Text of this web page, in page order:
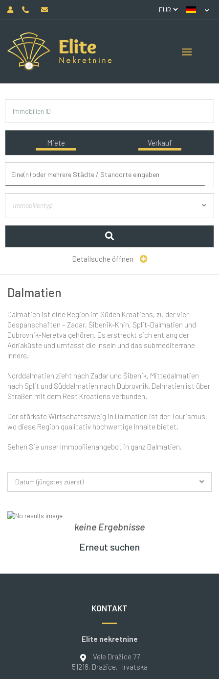
Miete Verkauf
Immobilientyp
Detailsuche öffnen
Dalmatien
Dalmatien ist eine Region im Süden Kroatiens, zu der vier
Gespanschaften – Zadar, Šibenik-Knin, Split-Dalmatien und
Dubrovnik-Neretva gehören. Es erstreckt sich entlang der
Adriaküste und umfasst die Inseln und das submediterrane
Innere.
Norddalmatien zieht nach Zadar und Šibenik, Mittedalmatien
nach Split und Süddalmatien nach Dubrovnik. Dalmatien ist über
Straßen mit dem Rest Kroatiens verbunden.
Der stärkste Wirtschaftszweig in Dalmatien ist der Tourismus,
wo diese Region qualitativ hochwertige Inhalte bietet.
Sehen Sie unser Immobilienangebot in ganz Dalmatien.
Datum (jüngstes zuerst)
keine Ergebnisse
Erneut suchen
KONTAKT
Elite nekretnine
Vele Dražice 77
51218, Dražice, Hrvatska